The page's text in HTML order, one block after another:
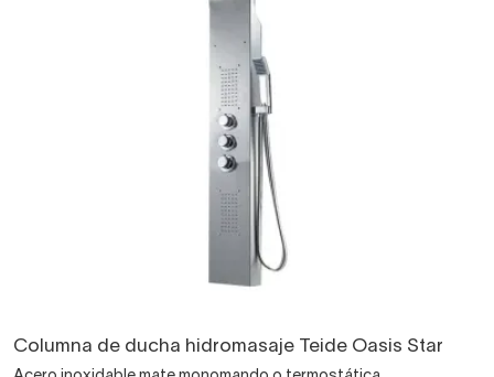
Columna de ducha hidromasaje Teide Oasis Star